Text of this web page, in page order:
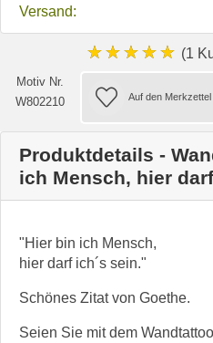
Versand:
★★★★★ (1
Motiv Nr.
W802210
Produktdetails -
ich Mensch, hier
"Hier bin ich Mensch,
hier darf ich´s sein."
Schönes Zitat von Goethe.
Seien Sie mit dem